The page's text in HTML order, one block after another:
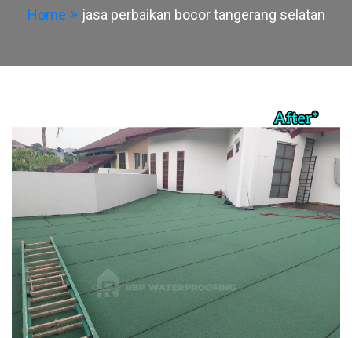
Home jasa perbaikan bocor tangerang selatan